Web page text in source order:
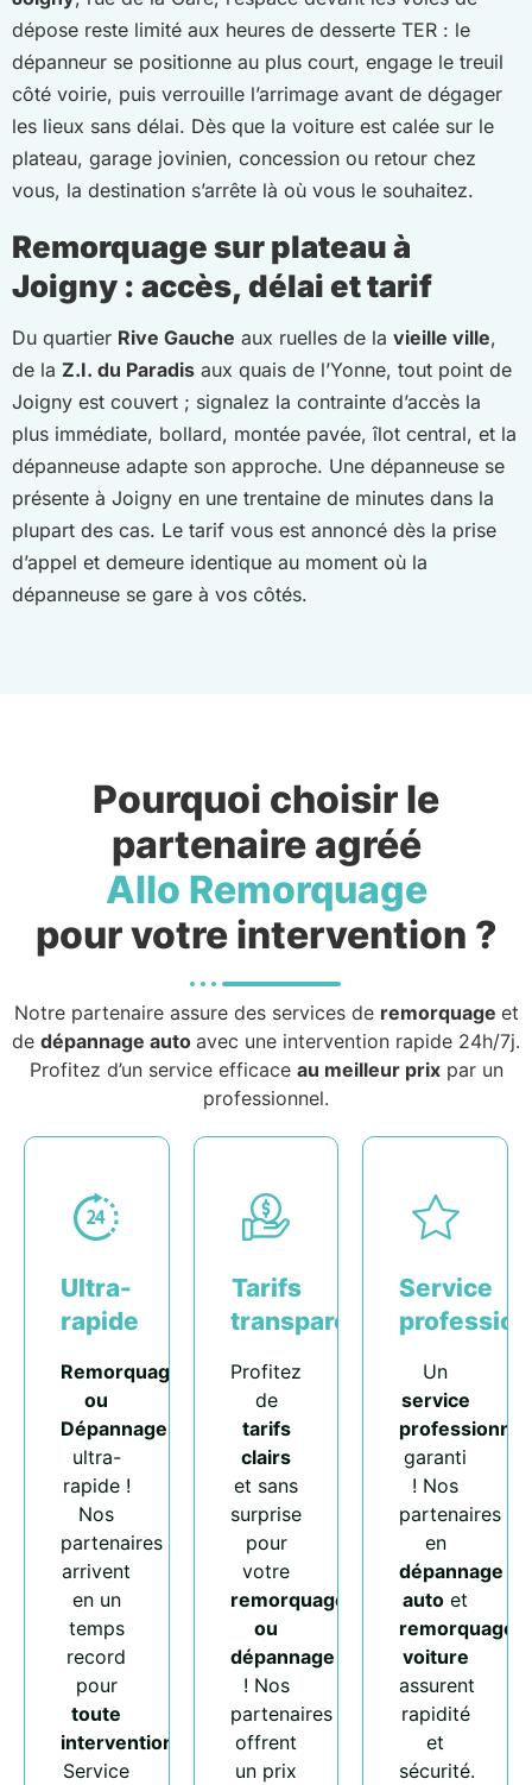
dépose reste limité aux heures de desserte TER : le
dépanneur se positionne au plus court, engage le treuil
côté voirie, puis verrouille l’arrimage avant de dégager
les lieux sans délai. Dès que la voiture est calée sur le
plateau, garage jovinien, concession ou retour chez
vous, la destination s’arrête là où vous le souhaitez.
Remorquage sur plateau à
Joigny : accès, délai et tarif
Du quartier Rive Gauche aux ruelles de la vieille ville,
de la Z.I. du Paradis aux quais de l’Yonne, tout point de
Joigny est couvert ; signalez la contrainte d’accès la
plus immédiate, bollard, montée pavée, îlot central, et la
dépanneuse adapte son approche. Une dépanneuse se
présente à Joigny en une trentaine de minutes dans la
plupart des cas. Le tarif vous est annoncé dès la prise
d’appel et demeure identique au moment où la
dépanneuse se gare à vos côtés.
Pourquoi choisir le
partenaire agréé
Allo Remorquage
pour votre intervention ?
Notre partenaire assure des services de remorquage et
de dépannage auto avec une intervention rapide 24h/7j.
Profitez d’un service efficace au meilleur prixpar un
professionnel.
Ultra-
rapide
Remorquage
ou
Dépannage
ultra-
rapide !
Nos
partenaires
arrivent
en un
temps
record
pour
toute
intervention
Service
Tarifs
transparents
Profitez
de
tarifs
clairs
et sans
surprise
pour
votre
remorquage
ou
dépannage
! Nos
partenaires
offrent
un prix
Service
Un
service
professionnel
garanti
! Nos
partenaires
en
dépannage
auto et
remorquage
voiture
assurent
rapidité
et
sécurité.